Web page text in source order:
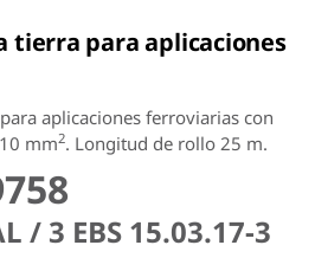
tierra para aplicaciones
aplicaciones ferroviarias con
mm2. Longitud de rollo 25 m.
/ 3 EBS 15.03.17-3